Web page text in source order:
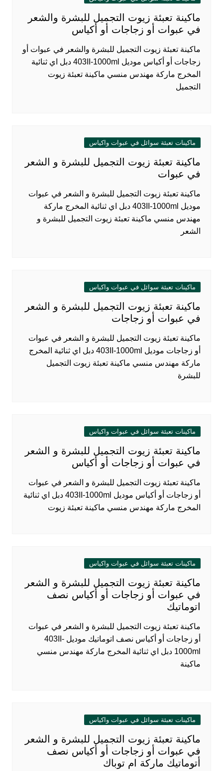
ماكينة تعبئة زيوت التجميل للبشرة والشعر
في عبوات أو زجاجات أو أكياس
ماكينة تعبئة زيوت التجميل للبشرة والشعر في عبوات أو
زجاجات أو أكياس موديل 403II-1000ml دبل اي ثنائية
المخرج ماركة مهندس منسي ماكينة تعبئة زيوت
التجميل
ماكينات تعبئة سوائل في عبوات واكياس
ماكينة تعبئة زيوت التجميل للبشرة و الشعر
في عبوات
ماكينة تعبئة زيوت التجميل للبشرة و الشعر في عبوات
موديل 403II-1000ml دبل اي ثنائية المخرج ماركة
مهندس منسي ماكينة تعبئة زيوت التجميل للبشرة و
الشعر
ماكينات تعبئة سوائل في عبوات واكياس
ماكينة تعبئة زيوت التجميل للبشرة و الشعر
في عبوات أو زجاجات
ماكينة تعبئة زيوت التجميل للبشرة و الشعر في عبوات
أو زجاجات موديل 403II-1000ml دبل اي ثنائية المخرج
ماركة مهندس منسي ماكينة تعبئة زيوت التجميل
للبشرة
ماكينات تعبئة سوائل في عبوات واكياس
ماكينة تعبئة زيوت التجميل للبشرة و الشعر
في عبوات أو زجاجات أو أكياس
ماكينة تعبئة زيوت التجميل للبشرة و الشعر في عبوات
أو زجاجات أو أكياس موديل 403II-1000ml دبل اي ثنائية
المخرج ماركة مهندس منسي ماكينة تعبئة زيوت
ماكينات تعبئة سوائل في عبوات واكياس
ماكينة تعبئة زيوت التجميل للبشرة و الشعر
في عبوات أو زجاجات أو أكياس نصف
اتوماتيك
ماكينة تعبئة زيوت التجميل للبشرة و الشعر في عبوات
أو زجاجات أو أكياس نصف اتوماتيك موديل 403II-
1000ml دبل اي ثنائية المخرج ماركة مهندس منسي
ماكينة
ماكينات تعبئة سوائل في عبوات واكياس
ماكينة تعبئة زيوت التجميل للبشرة و الشعر
في عبوات أو زجاجات أو أكياس نصف
أتوماتيك ماركة ام توباك